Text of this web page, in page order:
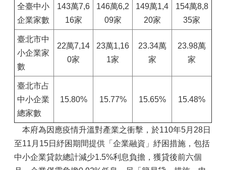
全臺中小
企業家數
143萬7,6
16家
146萬6,2
09家
149萬1,4
20家
154萬8,8
35家
臺北市中
小企業家
數
22萬7,14
0家
23萬1,16
1家
23.34萬
家
23.98萬
家
臺北市占
中小企業
總家數
15.80% 15.77% 15.65% 15.48%
本府為因應疫情升溫對產業之衝擊，於110年5月28日
至11月15日紓困期間提供「企業融資」紓困措施，包括
中小企業貸款總計減少1.5%利息負擔，獲貸後前六個